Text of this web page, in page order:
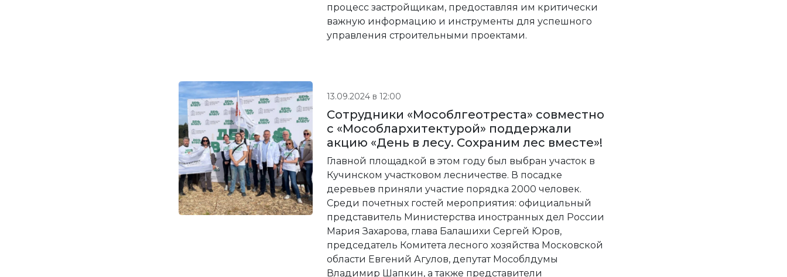
процесс застройщикам, предоставляя им критически
важную информацию и инструменты для успешного
управления строительными проектами.
Сотрудники «Мособлгеотреста» совместно
с «Мособлархитектурой» поддержали
акцию «День в лесу. Сохраним лес вместе»!
Главной площадкой в этом году был выбран участок в
Кучинском участковом лесничестве. В посадке
деревьев приняли участие порядка 2000 человек.
Среди почетных гостей мероприятия: официальный
представитель Министерства иностранных дел России
Мария Захарова, глава Балашихи Сергей Юров,
председатель Комитета лесного хозяйства Московской
области Евгений Агулов, депутат Мособлдумы
Владимир Шапкин, а также представители
13.09.2024 в 12:00